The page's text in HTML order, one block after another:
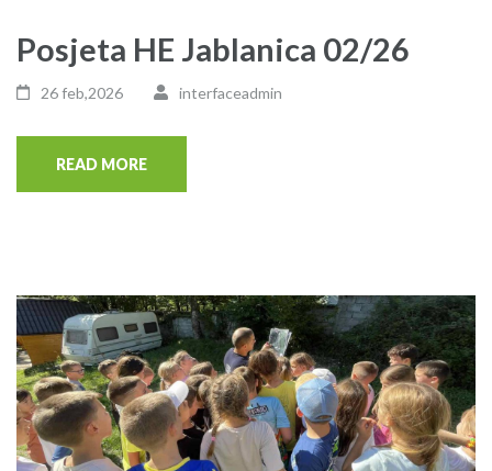
Posjeta HE Jablanica 02/26
26 feb,2026 interfaceadmin
READ MORE